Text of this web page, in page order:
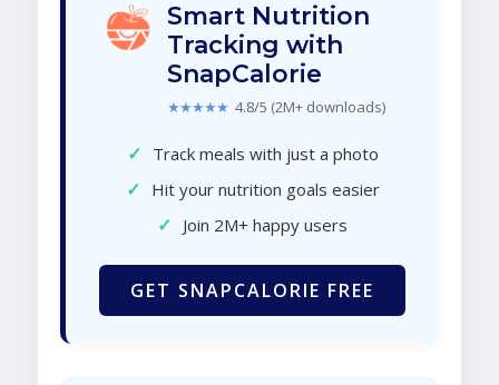
Smart Nutrition
Tracking with
SnapCalorie
★★★★★ 4.8/5 (2M+ downloads)
✓ Track meals with just a photo
✓ Hit your nutrition goals easier
✓ Join 2M+ happy users
GET SNAPCALORIE FREE